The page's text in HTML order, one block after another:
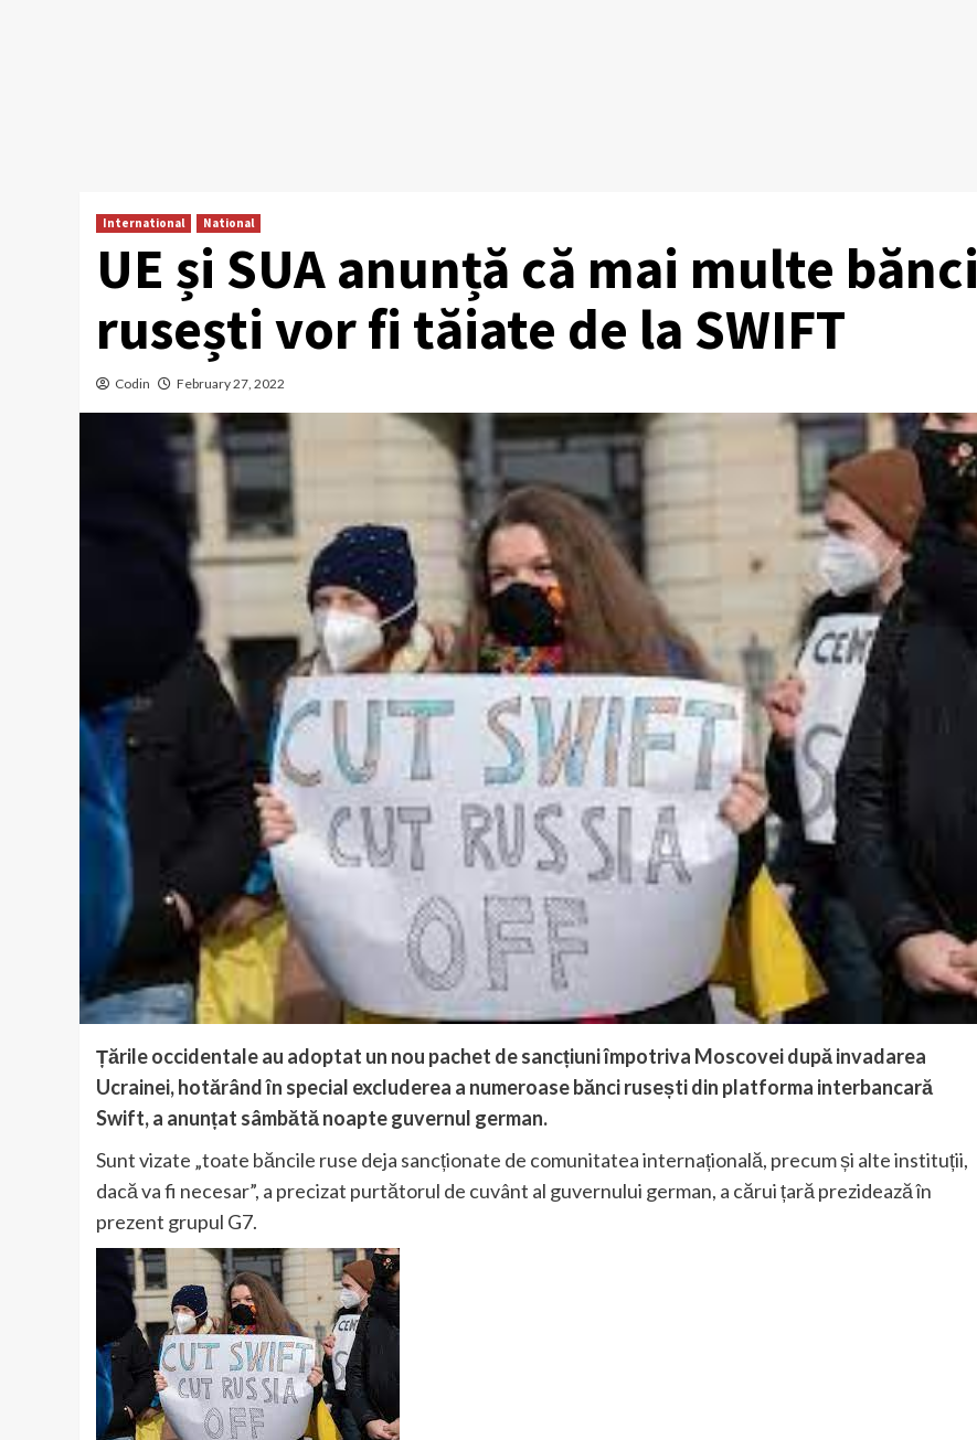
International National
UE și SUA anunță că mai multe bănci
rusești vor fi tăiate de la SWIFT
Codin February 27, 2022
Țările occidentale au adoptat un nou pachet de sancțiuni împotriva Moscovei după invadarea
Ucrainei, hotărând în special excluderea a numeroase bănci rusești din platforma interbancară
Swift, a anunțat sâmbătă noapte guvernul german.
Sunt vizate „toate băncile ruse deja sancționate de comunitatea internațională, precum și alte instituții,
dacă va fi necesar”, a precizat purtătorul de cuvânt al guvernului german, a cărui țară prezidează în
prezent grupul G7.